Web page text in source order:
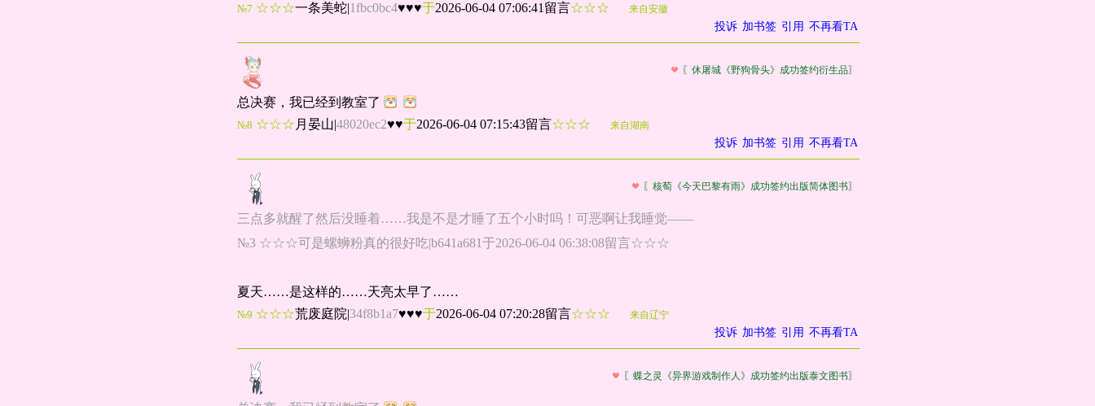
№7 ☆☆☆一条美蛇|1fbc0bc4♥♥♥于2026-06-04 07:06:41留言☆☆☆ 来自安徽
投诉 加书签 引用 不再看TA
〖休屠城《野狗骨头》成功签约衍生品〗
总决赛，我已经到教室了
№8 ☆☆☆ 月晏山|48020ec2♥♥于2026-06-04 07:15:43留言☆☆☆ 来自湖南
投诉 加书签 引用 不再看TA
〖核萄《今天巴黎有雨》成功签约出版简体图书〗
三点多就醒了然后没睡着……我是不是才睡了五个小时吗！可恶啊让我睡觉——
№3 ☆☆☆可是螺蛳粉真的很好吃|b641a681于2026-06-04 06:38:08留言☆☆☆
夏天……是这样的……天亮太早了……
№9 ☆☆☆荒废庭院|34f8b1a7♥♥♥于2026-06-04 07:20:28留言☆☆☆ 来自辽宁
投诉 加书签 引用 不再看TA
〖蝶之灵《异界游戏制作人》成功签约出版泰文图书〗